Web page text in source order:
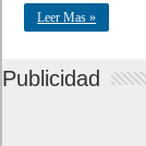
Leer Mas »
Publicidad